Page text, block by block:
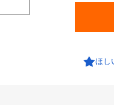
ほし